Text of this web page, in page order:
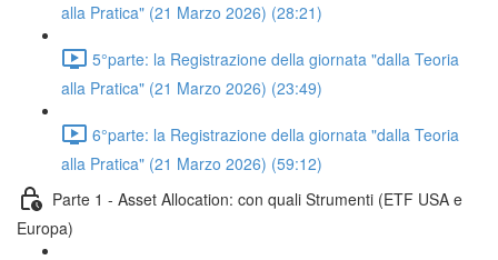
alla Pratica" (21 Marzo 2026) (28:21)
5°parte: la Registrazione della giornata "dalla Teoria
alla Pratica" (21 Marzo 2026) (23:49)
6°parte: la Registrazione della giornata "dalla Teoria
alla Pratica" (21 Marzo 2026) (59:12)
Parte 1 - Asset Allocation: con quali Strumenti (ETF USA e
Europa)